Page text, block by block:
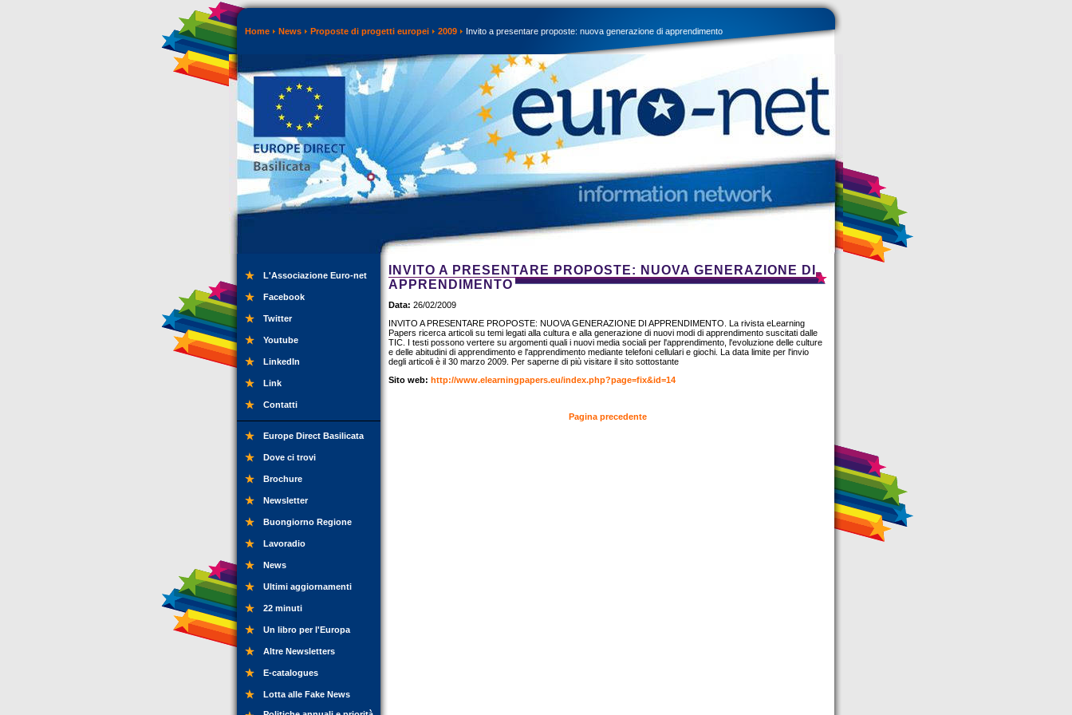
Home News Proposte di progetti europei 2009 Invito a presentare proposte: nuova generazione di apprendimento
L'Associazione Euro-net
Facebook
Twitter
Youtube
LinkedIn
Link
Contatti
Europe Direct Basilicata
Dove ci trovi
Brochure
Newsletter
Buongiorno Regione
Lavoradio
News
Ultimi aggiornamenti
22 minuti
Un libro per l'Europa
Altre Newsletters
E-catalogues
Lotta alle Fake News
INVITO A PRESENTARE PROPOSTE: NUOVA GENERAZIONE DI
APPRENDIMENTO
Data: 26/02/2009
INVITO A PRESENTARE PROPOSTE: NUOVA GENERAZIONE DI APPRENDIMENTO. La rivista eLearning
Papers ricerca articoli su temi legati alla cultura e alla generazione di nuovi modi di apprendimento suscitati dalle
TIC. I testi possono vertere su argomenti quali i nuovi media sociali per l'apprendimento, l'evoluzione delle culture
e delle abitudini di apprendimento e l'apprendimento mediante telefoni cellulari e giochi. La data limite per l'invio
degli articoli è il 30 marzo 2009. Per saperne di più visitare il sito sottostante
Sito web: http://www.elearningpapers.eu/index.php?page=fix&id=14
Pagina precedente